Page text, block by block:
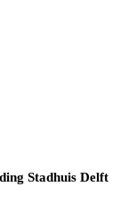
Stadhuis Delft